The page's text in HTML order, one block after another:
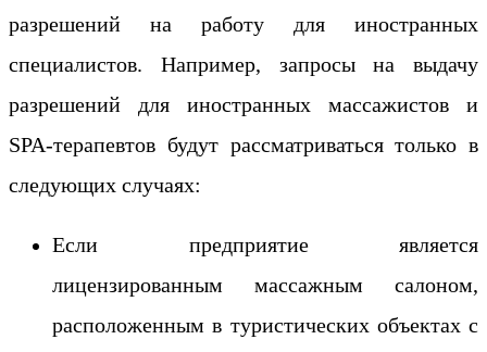
разрешений на работу для иностранных
специалистов. Например, запросы на выдачу
разрешений для иностранных массажистов и
SPA-терапевтов будут рассматриваться только в
следующих случаях:
Если предприятие является
лицензированным массажным салоном,
расположенным в туристических объектах с